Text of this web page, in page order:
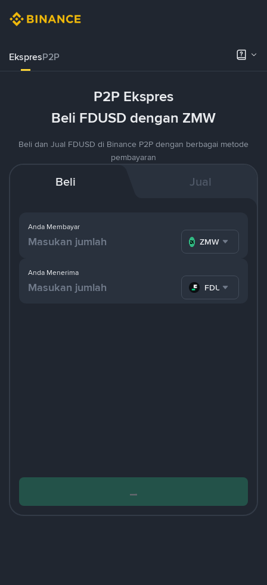
EkspresP2P
P2P Ekspres
Beli FDUSD dengan ZMW
Beli dan Jual FDUSD di Binance P2P dengan berbagai metode
pembayaran
Beli Jual
Anda Membayar
ZMW
Anda Menerima
FDUSD